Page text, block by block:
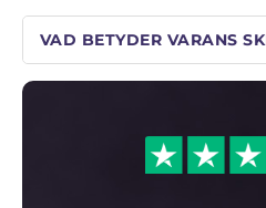
VAD BETYDER VARANS